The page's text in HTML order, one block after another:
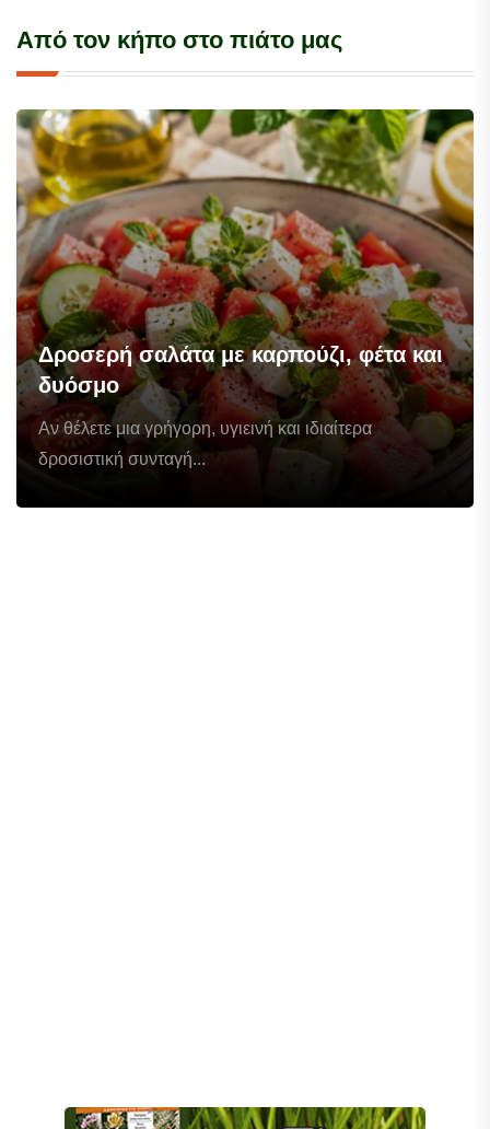
Από τον κήπο στο πιάτο μας
Δροσερή σαλάτα με καρπούζι, φέτα και
δυόσμο
Αν θέλετε μια γρήγορη, υγιεινή και ιδιαίτερα
δροσιστική συνταγή...